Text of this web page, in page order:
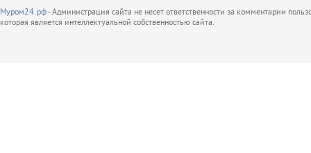
Муром24.рф- Администрация сайта не несет ответственности за комментарии
которая является интеллектуальной собственностью сайта.